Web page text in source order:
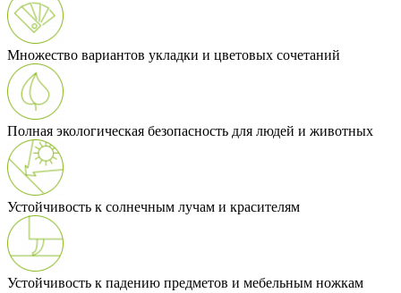
Множество вариантов укладки и цветовых сочетаний
Полная экологическая безопасность для людей и животных
Устойчивость к солнечным лучам и красителям
Устойчивость к падению предметов и мебельным ножкам